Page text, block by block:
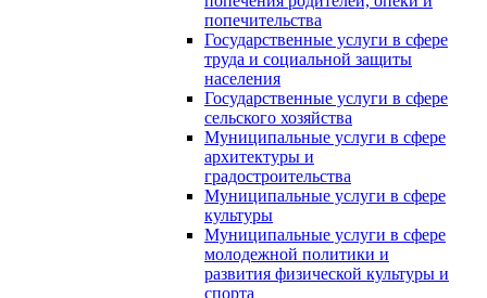
попечительства
Государственные услуги в сфере
труда и социальной защиты
населения
Государственные услуги в сфере
сельского хозяйства
Муниципальные услуги в сфере
архитектуры и
градостроительства
Муниципальные услуги в сфере
культуры
Муниципальные услуги в сфере
молодежной политики и
развития физической культуры и
спорта